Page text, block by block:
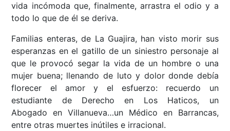
vida incómoda que, finalmente, arrastra el odio y a
todo lo que de él se deriva.
Familias enteras, de La Guajira, han visto morir sus
esperanzas en el gatillo de un siniestro personaje al
que le provocó segar la vida de un hombre o una
mujer buena; llenando de luto y dolor donde debía
florecer el amor y el esfuerzo: recuerdo un
estudiante de Derecho en Los Haticos, un
Abogado en Villanueva…un Médico en Barrancas,
entre otras muertes inútiles e irracional.